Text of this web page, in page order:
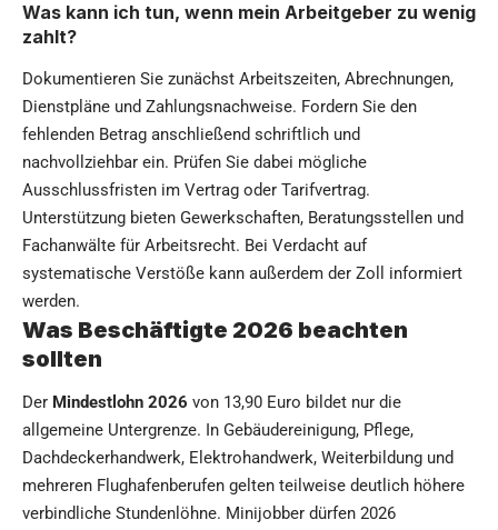
Was kann ich tun, wenn mein Arbeitgeber zu wenig
zahlt?
Dokumentieren Sie zunächst Arbeitszeiten, Abrechnungen,
Dienstpläne und Zahlungsnachweise. Fordern Sie den
fehlenden Betrag anschließend schriftlich und
nachvollziehbar ein. Prüfen Sie dabei mögliche
Ausschlussfristen im Vertrag oder Tarifvertrag.
Unterstützung bieten Gewerkschaften, Beratungsstellen und
Fachanwälte für Arbeitsrecht. Bei Verdacht auf
systematische Verstöße kann außerdem der Zoll informiert
werden.
Was Beschäftigte 2026 beachten
sollten
Der Mindestlohn 2026 von 13,90 Euro bildet nur die
allgemeine Untergrenze. In Gebäudereinigung, Pflege,
Dachdeckerhandwerk, Elektrohandwerk, Weiterbildung und
mehreren Flughafenberufen gelten teilweise deutlich höhere
verbindliche Stundenlöhne. Minijobber dürfen 2026